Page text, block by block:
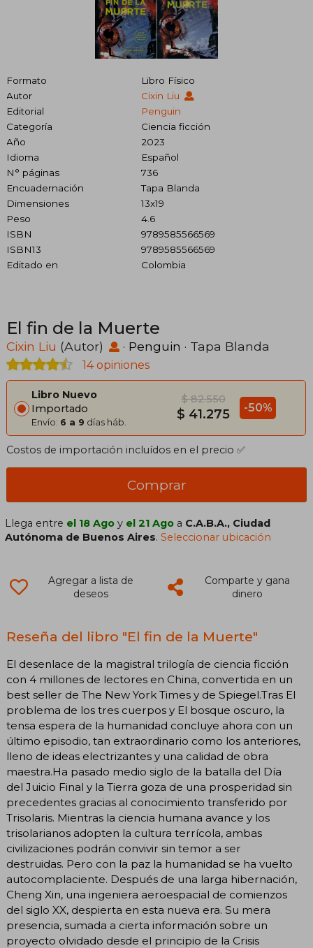
Formato
Libro Físico
Autor
Cixin Liu
Editorial
Penguin
Categoría
Ciencia ficción
Año
2023
Idioma
Español
N° páginas
736
Encuadernación
Tapa Blanda
Dimensiones
13x19
Peso
4.6
ISBN
9789585566569
ISBN13
9789585566569
Editado en
Colombia
El fin de la Muerte
Cixin Liu (Autor) · Penguin · Tapa Blanda
14 opiniones
Libro Nuevo
Importado
Envío: 6 a 9 días háb.
$ 82.550
$ 41.275 -50%
Costos de importación incluídos en el precio ✅
Comprar
Llega entre el 18 Ago y el 21 Ago a C.A.B.A., Ciudad
Autónoma de Buenos Aires.Seleccionar ubicación
Agregar a lista de
deseos
Comparte y gana
dinero
Reseña del libro "El fin de la Muerte"
El desenlace de la magistral trilogía de ciencia ficción
con 4 millones de lectores en China, convertida en un
best seller de The New York Times y de Spiegel.Tras El
problema de los tres cuerpos y El bosque oscuro, la
tensa espera de la humanidad concluye ahora con un
último episodio, tan extraordinario como los anteriores,
lleno de ideas electrizantes y una calidad de obra
maestra.Ha pasado medio siglo de la batalla del Día
del Juicio Final y la Tierra goza de una prosperidad sin
precedentes gracias al conocimiento transferido por
Trisolaris. Mientras la ciencia humana avance y los
trisolarianos adopten la cultura terrícola, ambas
civilizaciones podrán convivir sin temor a ser
destruidas. Pero con la paz la humanidad se ha vuelto
autocomplaciente. Después de una larga hibernación,
Cheng Xin, una ingeniera aeroespacial de comienzos
del siglo XX, despierta en esta nueva era. Su mera
presencia, sumada a cierta información sobre un
proyecto olvidado desde el principio de la Crisis